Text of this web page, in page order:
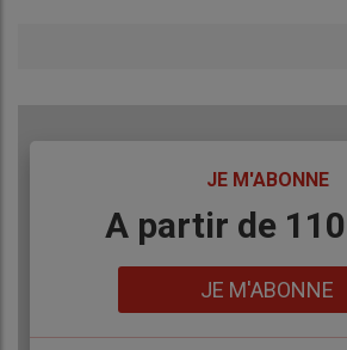
JE M'ABONNE
BodyA partir de
JE M'ABONNE